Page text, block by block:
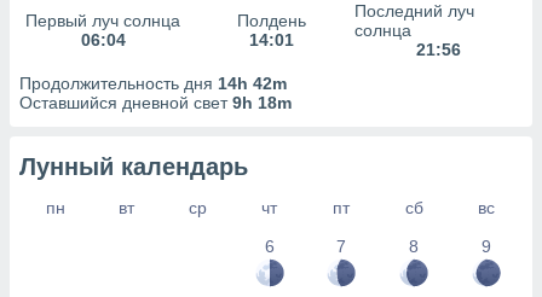
Первый луч солнца
06:04
Полдень
14:01
Последний луч
солнца
21:56
Продолжительность дня 14h 42m
Оставшийся дневной свет9h 18m
Лунный календарь
пн вт ср чт пт сб
вс
6
7 8 9